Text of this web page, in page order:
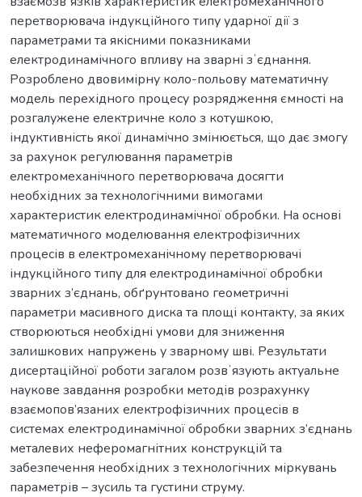
перетворювача індукційного типу ударної дії з
параметрами та якісними показниками
електродинамічного впливу на зварні зʼєднання.
Розроблено двовимірну коло-польову математичну
модель перехідного процесу розрядження ємності на
розгалужене електричне коло з котушкою,
індуктивність якої динамічно змінюється, що дає змогу
за рахунок регулювання параметрів
електромеханічного перетворювача досягти
необхідних за технологічними вимогами
характеристик електродинамічної обробки. На основі
математичного моделювання електрофізичних
процесів в електромеханічному перетворювачі
індукційного типу для електродинамічної обробки
зварних з’єднань, обґрунтовано геометричні
параметри масивного диска та площі контакту, за яких
створюються необхідні умови для зниження
залишкових напружень у зварному шві. Результати
дисертаційної роботи загалом розвʼязують актуальне
наукове завдання розробки методів розрахунку
взаємопов’язаних електрофізичних процесів в
системах електродинамічної обробки зварних з’єднань
металевих неферомагнітних конструкцій та
забезпечення необхідних з технологічних міркувань
параметрів – зусиль та густини струму.